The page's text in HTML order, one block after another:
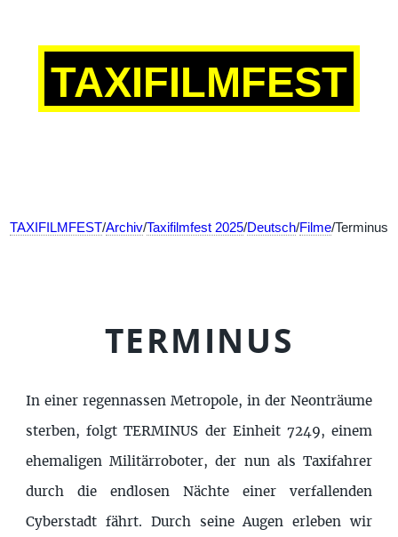
TAXIFILMFEST
TAXIFILMFEST/Archiv/Taxifilmfest 2025/Deutsch/Filme/Terminus
TERMINUS
In einer regennassen Metropole, in der Neonträume
sterben, folgt TERMINUS der Einheit 7249, einem
ehemaligen Militärroboter, der nun als Taxifahrer
durch die endlosen Nächte einer verfallenden
Cyberstadt fährt. Durch seine Augen erleben wir